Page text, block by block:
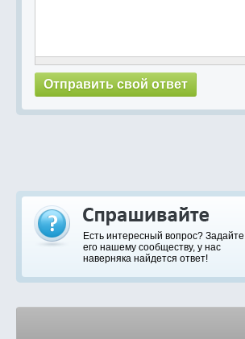
Есть интересный вопрос? Задайте
его нашему сообществу, у нас
наверняка найдется ответ!